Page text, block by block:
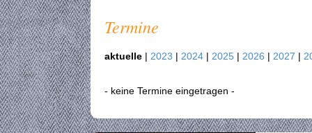
Termine
aktuelle | 2023 | 2024 | 2025 | 2026 | 2027 |
- keine Termine eingetragen -